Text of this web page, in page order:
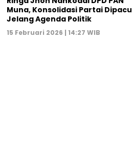
Muna, Konsolidasi Partai Dipacu
Jelang Agenda Politik
15 Februari 2026 | 14:27 WIB